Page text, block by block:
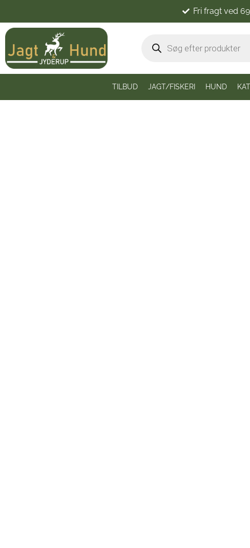
Fri fragt ved
TILBUD JAGT/FISKERI HUND KAT